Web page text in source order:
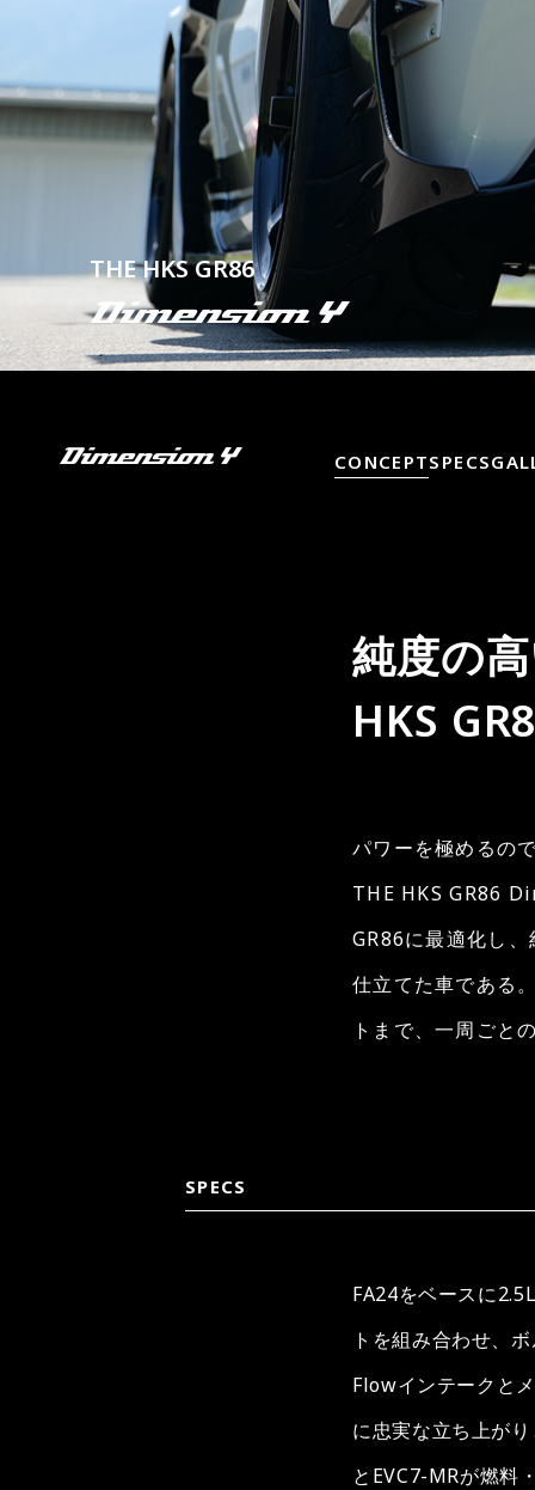
THE HKS GR86
CONCEPTSPECS
純度の
HKS
パワーを極めるの
THE HKS GR86
GR86に最適化し
仕立てた車である
トまで、一周ごと
SPECS
FA24をベースに
トを組み合わせ、
Flowインテークと
に忠実な立ち上が
とEVC7-MRが燃料